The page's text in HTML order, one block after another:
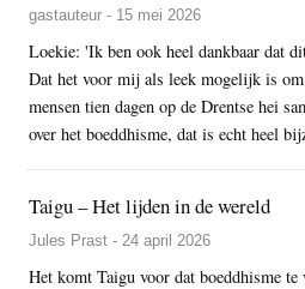
gastauteur - 15 mei 2026
Loekie: 'Ik ben ook heel dankbaar dat
Dat het voor mij als leek mogelijk is
mensen tien dagen op de Drentse hei
over het boeddhisme, dat is echt heel
Taigu – Het lijden in de wereld
Jules Prast - 24 april 2026
Het komt Taigu voor dat boeddhisme te